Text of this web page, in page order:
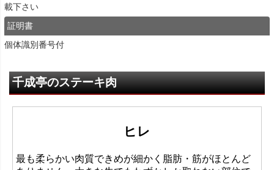
載下さい
証明書
個体識別番号付